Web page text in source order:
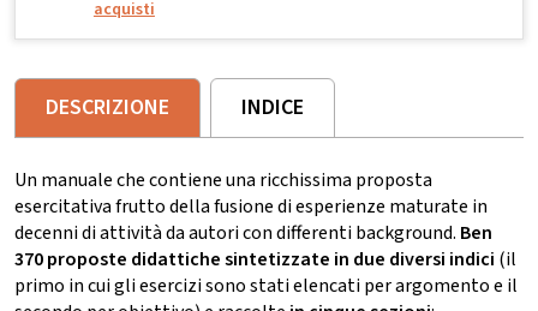
acquisti
DESCRIZIONE INDICE
Un manuale che contiene una ricchissima proposta
esercitativa frutto della fusione di esperienze maturate in
decenni di attività da autori con differenti background. Ben
370 proposte didattiche sintetizzate in due diversi indici (il
primo in cui gli esercizi sono stati elencati per argomento e il